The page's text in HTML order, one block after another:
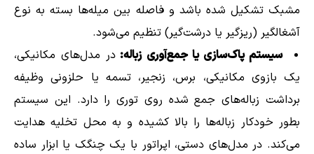
مشبک تشکیل شده باشد و فاصله بین میله‌ها بسته به نوع
آشغالگیر (ریزگیر یا درشت‌گیر) تنظیم می‌شود.
سیستم پاک‌سازی یا جمع‌آوری زباله: در مدل‌های مکانیکی،
یک بازوی مکانیکی، برس، زنجیر، تسمه یا حلزونی وظیفه
برداشت زباله‌های جمع شده روی توری را دارد. این سیستم
بطور خودکار زباله‌ها را بالا کشیده و به محل تخلیه هدایت
می‌کند. در مدل‌های دستی، اپراتور با یک چنگک یا ابزار ساده